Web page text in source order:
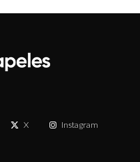
X Instagram